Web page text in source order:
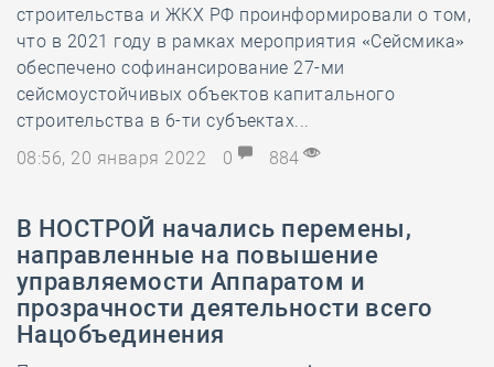
строительства и ЖКХ РФ проинформировали о том,
что в 2021 году в рамках мероприятия «Сейсмика»
обеспечено софинансирование 27-ми
сейсмоустойчивых объектов капитального
строительства в 6-ти субъектах...
08:56, 20 января 2022
0 884
В НОСТРОЙ начались перемены,
направленные на повышение
управляемости Аппаратом и
прозрачности деятельности всего
Нацобъединения